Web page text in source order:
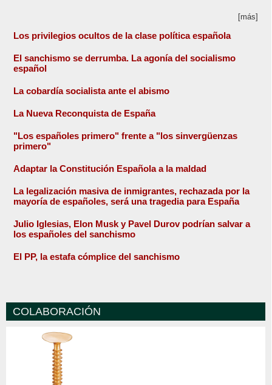
[más]
Los privilegios ocultos de la clase política española
El sanchismo se derrumba. La agonía del socialismo
español
La cobardía socialista ante el abismo
La Nueva Reconquista de España
"Los españoles primero" frente a "los sinvergüenzas
primero"
Adaptar la Constitución Española a la maldad
La legalización masiva de inmigrantes, rechazada por la
mayoría de españoles, será una tragedia para España
Julio Iglesias, Elon Musk y Pavel Durov podrían salvar a
los españoles del sanchismo
El PP, la estafa cómplice del sanchismo
COLABORACIÓN